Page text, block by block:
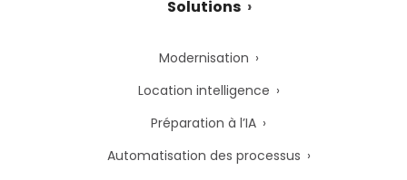
Solutions
Modernisation
Location intelligence
Préparation à l’IA
Automatisation des processus